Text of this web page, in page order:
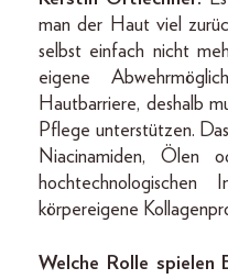
man der Haut viel
selbst einfach nicht
eigene
Hautbarriere, deshalb
Pflege unterstützen.
Niacinamiden, Ölen
körpereigene
Welche Rolle spielen